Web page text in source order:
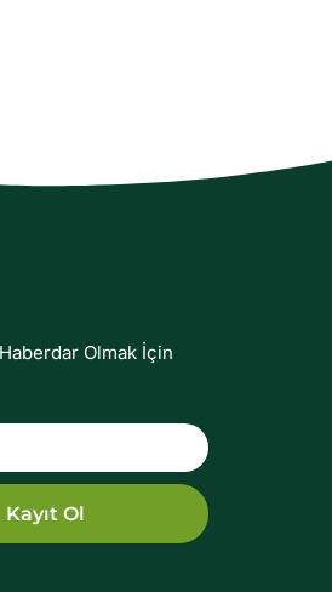
Olmak İçin
Kayıt Ol